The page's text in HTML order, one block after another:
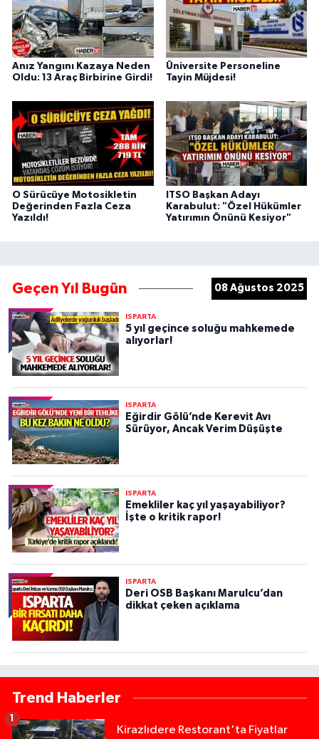
Anız Yangını Kazaya Neden
Oldu: 13 Araç Birbirine Girdi!
Üniversite Personeline
Tayin Müjdesi!
O Sürücüye Motosikletin
Değerinden Fazla Ceza
Yazıldı!
ITSO Başkan Adayı
Karabulut: "Özel Hükümler
Yatırımın Önünü Kesiyor"
Geçen Yıl Bugün 08 Ağustos 2025
ISPARTA
5 yıl geçince soluğu mahkemede
alıyorlar!
ISPARTA
Eğirdir Gölü’nde Kerevit Avı
Sürüyor, Ancak Verim Düşüşte
ISPARTA
Emekliler kaç yıl yaşayabiliyor?
İşte o kritik rapor!
ISPARTA
Deri OSB Başkanı Marulcu’dan
dikkat çeken açıklama
Trend Haberler
Kirazlıdere Restorant'ta Fiyatlar
1